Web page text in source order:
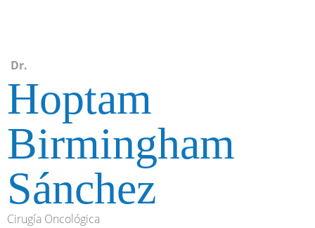
Dr.
Hoptam
Birmingham
Sánchez
Cirugía Oncológica